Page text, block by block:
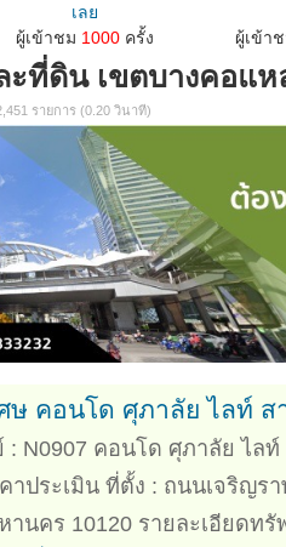
เลย
ลงโฆษณาขายบ้านที่ดินตำแหน่ง M คลิกเลย...
ผู้เข้าชม 1000 ครั้ง
ลงโฆษณาขาย
ผู้เข้า
ที่ดิน เขตบางคอแ
รายการ (0.20 วินาที)
ษ คอนโด ศุภาลัย ไลท์ ส
: N0907 คอนโด ศุภาลัย ไล
าประเมิน ที่ตั้ง : ถนนเจริญร
านคร 10120 รายละเอียดท